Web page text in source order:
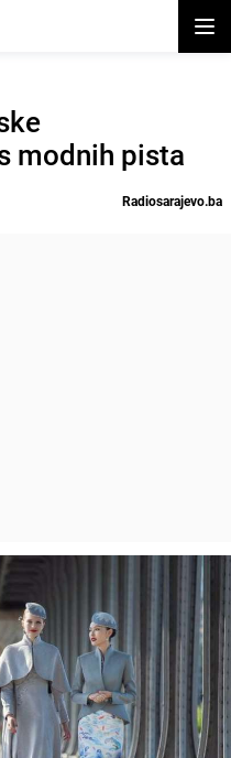
modnih pista
Radiosarajevo.ba